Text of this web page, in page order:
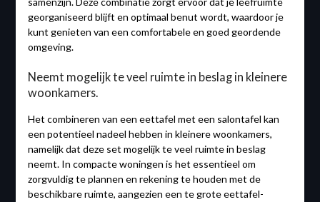
georganiseerd blijft en optimaal benut wordt, waardoor je
kunt genieten van een comfortabele en goed geordende
omgeving.
Neemt mogelijk te veel ruimte in beslag in kleinere
woonkamers.
Het combineren van een eettafel met een salontafel kan
een potentieel nadeel hebben in kleinere woonkamers,
namelijk dat deze set mogelijk te veel ruimte in beslag
neemt. In compacte woningen is het essentieel om
zorgvuldig te plannen en rekening te houden met de
beschikbare ruimte, aangezien een te grote eettafel-